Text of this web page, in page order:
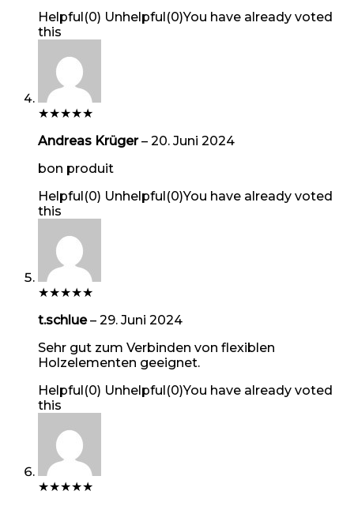
Helpful(0) Unhelpful(0)You have already voted
this
★★★★★
Andreas Krüger– 20. Juni 2024
bon produit
Helpful(0) Unhelpful(0)You have already voted
this
★★★★★
t.schlue– 29. Juni 2024
Sehr gut zum Verbinden von flexiblen
Holzelementen geeignet.
Helpful(0) Unhelpful(0)You have already voted
this
★★★★★